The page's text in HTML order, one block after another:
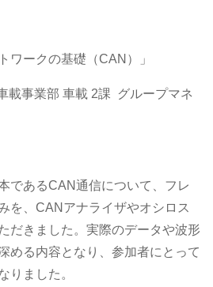
ワークの基礎（CAN）」
載事業部 車載 2課 グループマネ
であるCAN通信について、フレ
を、CANアナライザやオシロス
だきました。実際のデータや波形
める内容となり、参加者にとって
なりました。